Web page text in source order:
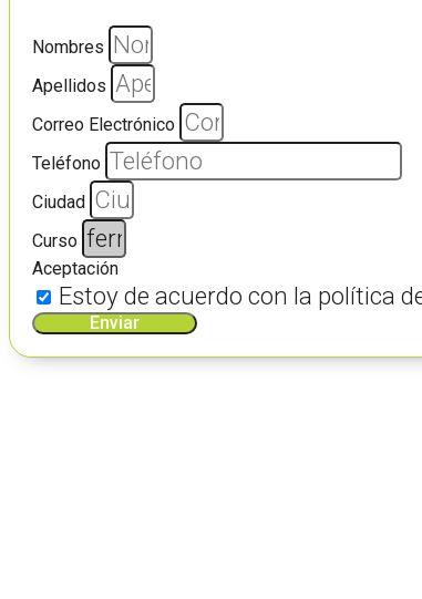
Nombres
Apellidos
Correo Electrónico
Teléfono
Ciudad
Curso
Aceptación
Estoy de acuerdo con la política
Enviar